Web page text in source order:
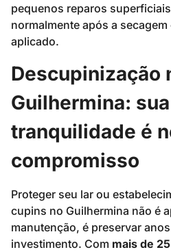
pequenos reparos
normalmente após a
aplicado.
Descupinização
Guilhermina: sua
tranquilidade é
compromisso
Proteger seu lar ou
cupins no Guilhermina não é
manutenção, é preservar
investimento. Com mais de